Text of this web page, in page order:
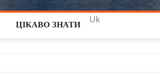
ЦІКАВО ЗНАТИ
Uk